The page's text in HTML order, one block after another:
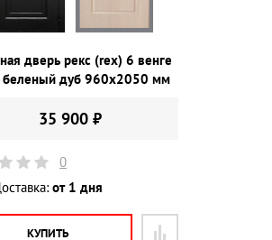
дверь рекс (rex) 6 венге
дуб 960х2050 мм
35 900 ₽
0
от 1 дня
КУПИТЬ